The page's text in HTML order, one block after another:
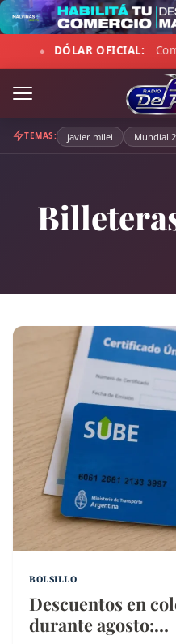
Skip
to
content$1.470,00 · Venta
TEMAS: javier milei Mundial
BOLSILLO
Descuentos en
durante agosto:…